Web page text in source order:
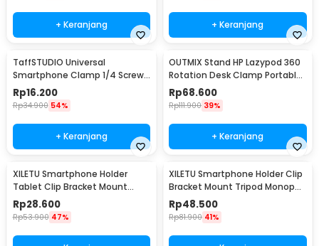
+ Keranjang + Keranjang
TaffSTUDIO Universal
Smartphone Clamp 1/4 Screw
Mount - C4
Rp16.200
Rp34.900 54%
+ Keranjang
OUTMIX Stand HP Lazypod 360
Rotation Desk Clamp Portable
Phone Holder - NB-35P
Rp68.600
Rp111.900 39%
+ Keranjang
XILETU Smartphone Holder
Tablet Clip Bracket Mount
Tripod Monopod - XJ-13
Rp28.600
Rp53.900 47%
XILETU Smartphone Holder Clip
Bracket Mount Tripod Monopod
- XJ-14
Rp48.500
Rp81.900 41%